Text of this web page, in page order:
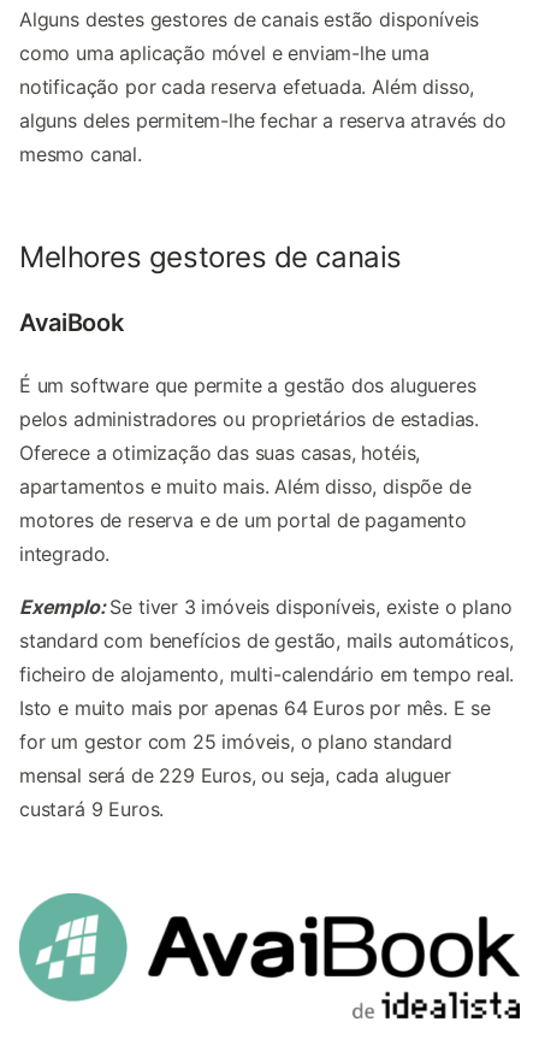
Alguns destes gestores de canais estão disponíveis
como uma aplicação móvel e enviam-lhe uma
notificação por cada reserva efetuada. Além disso,
alguns deles permitem-lhe fechar a reserva através do
mesmo canal.
Melhores gestores de canais
AvaiBook
É um software que permite a gestão dos alugueres
pelos administradores ou proprietários de estadias.
Oferece a otimização das suas casas, hotéis,
apartamentos e muito mais. Além disso, dispõe de
motores de reserva e de um portal de pagamento
integrado.
Exemplo: Se tiver 3 imóveis disponíveis, existe o plano
standard com benefícios de gestão, mails automáticos,
ficheiro de alojamento, multi-calendário em tempo real.
Isto e muito mais por apenas 64 Euros por mês. E se
for um gestor com 25 imóveis, o plano standard
mensal será de 229 Euros, ou seja, cada aluguer
custará 9 Euros.